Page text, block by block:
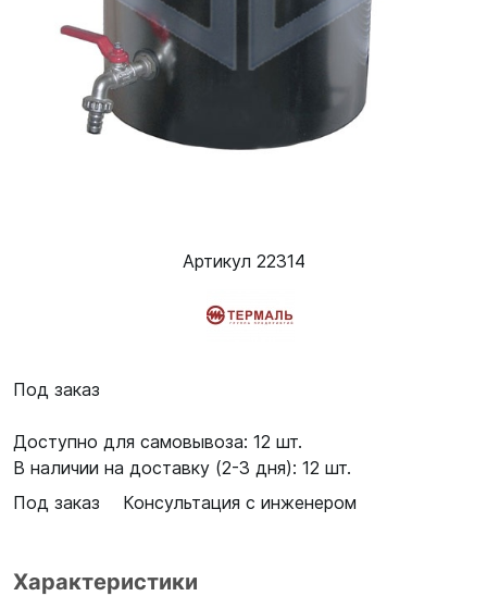
Артикул 22314
Под заказ
Доступно для самовывоза: 12 шт.
В наличии на доставку (2-3 дня): 12 шт.
Под заказ
Консультация с инженером
Характеристики